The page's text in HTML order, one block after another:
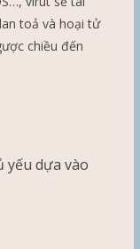
toả và hoại tử
chiều đến
yếu dựa vào